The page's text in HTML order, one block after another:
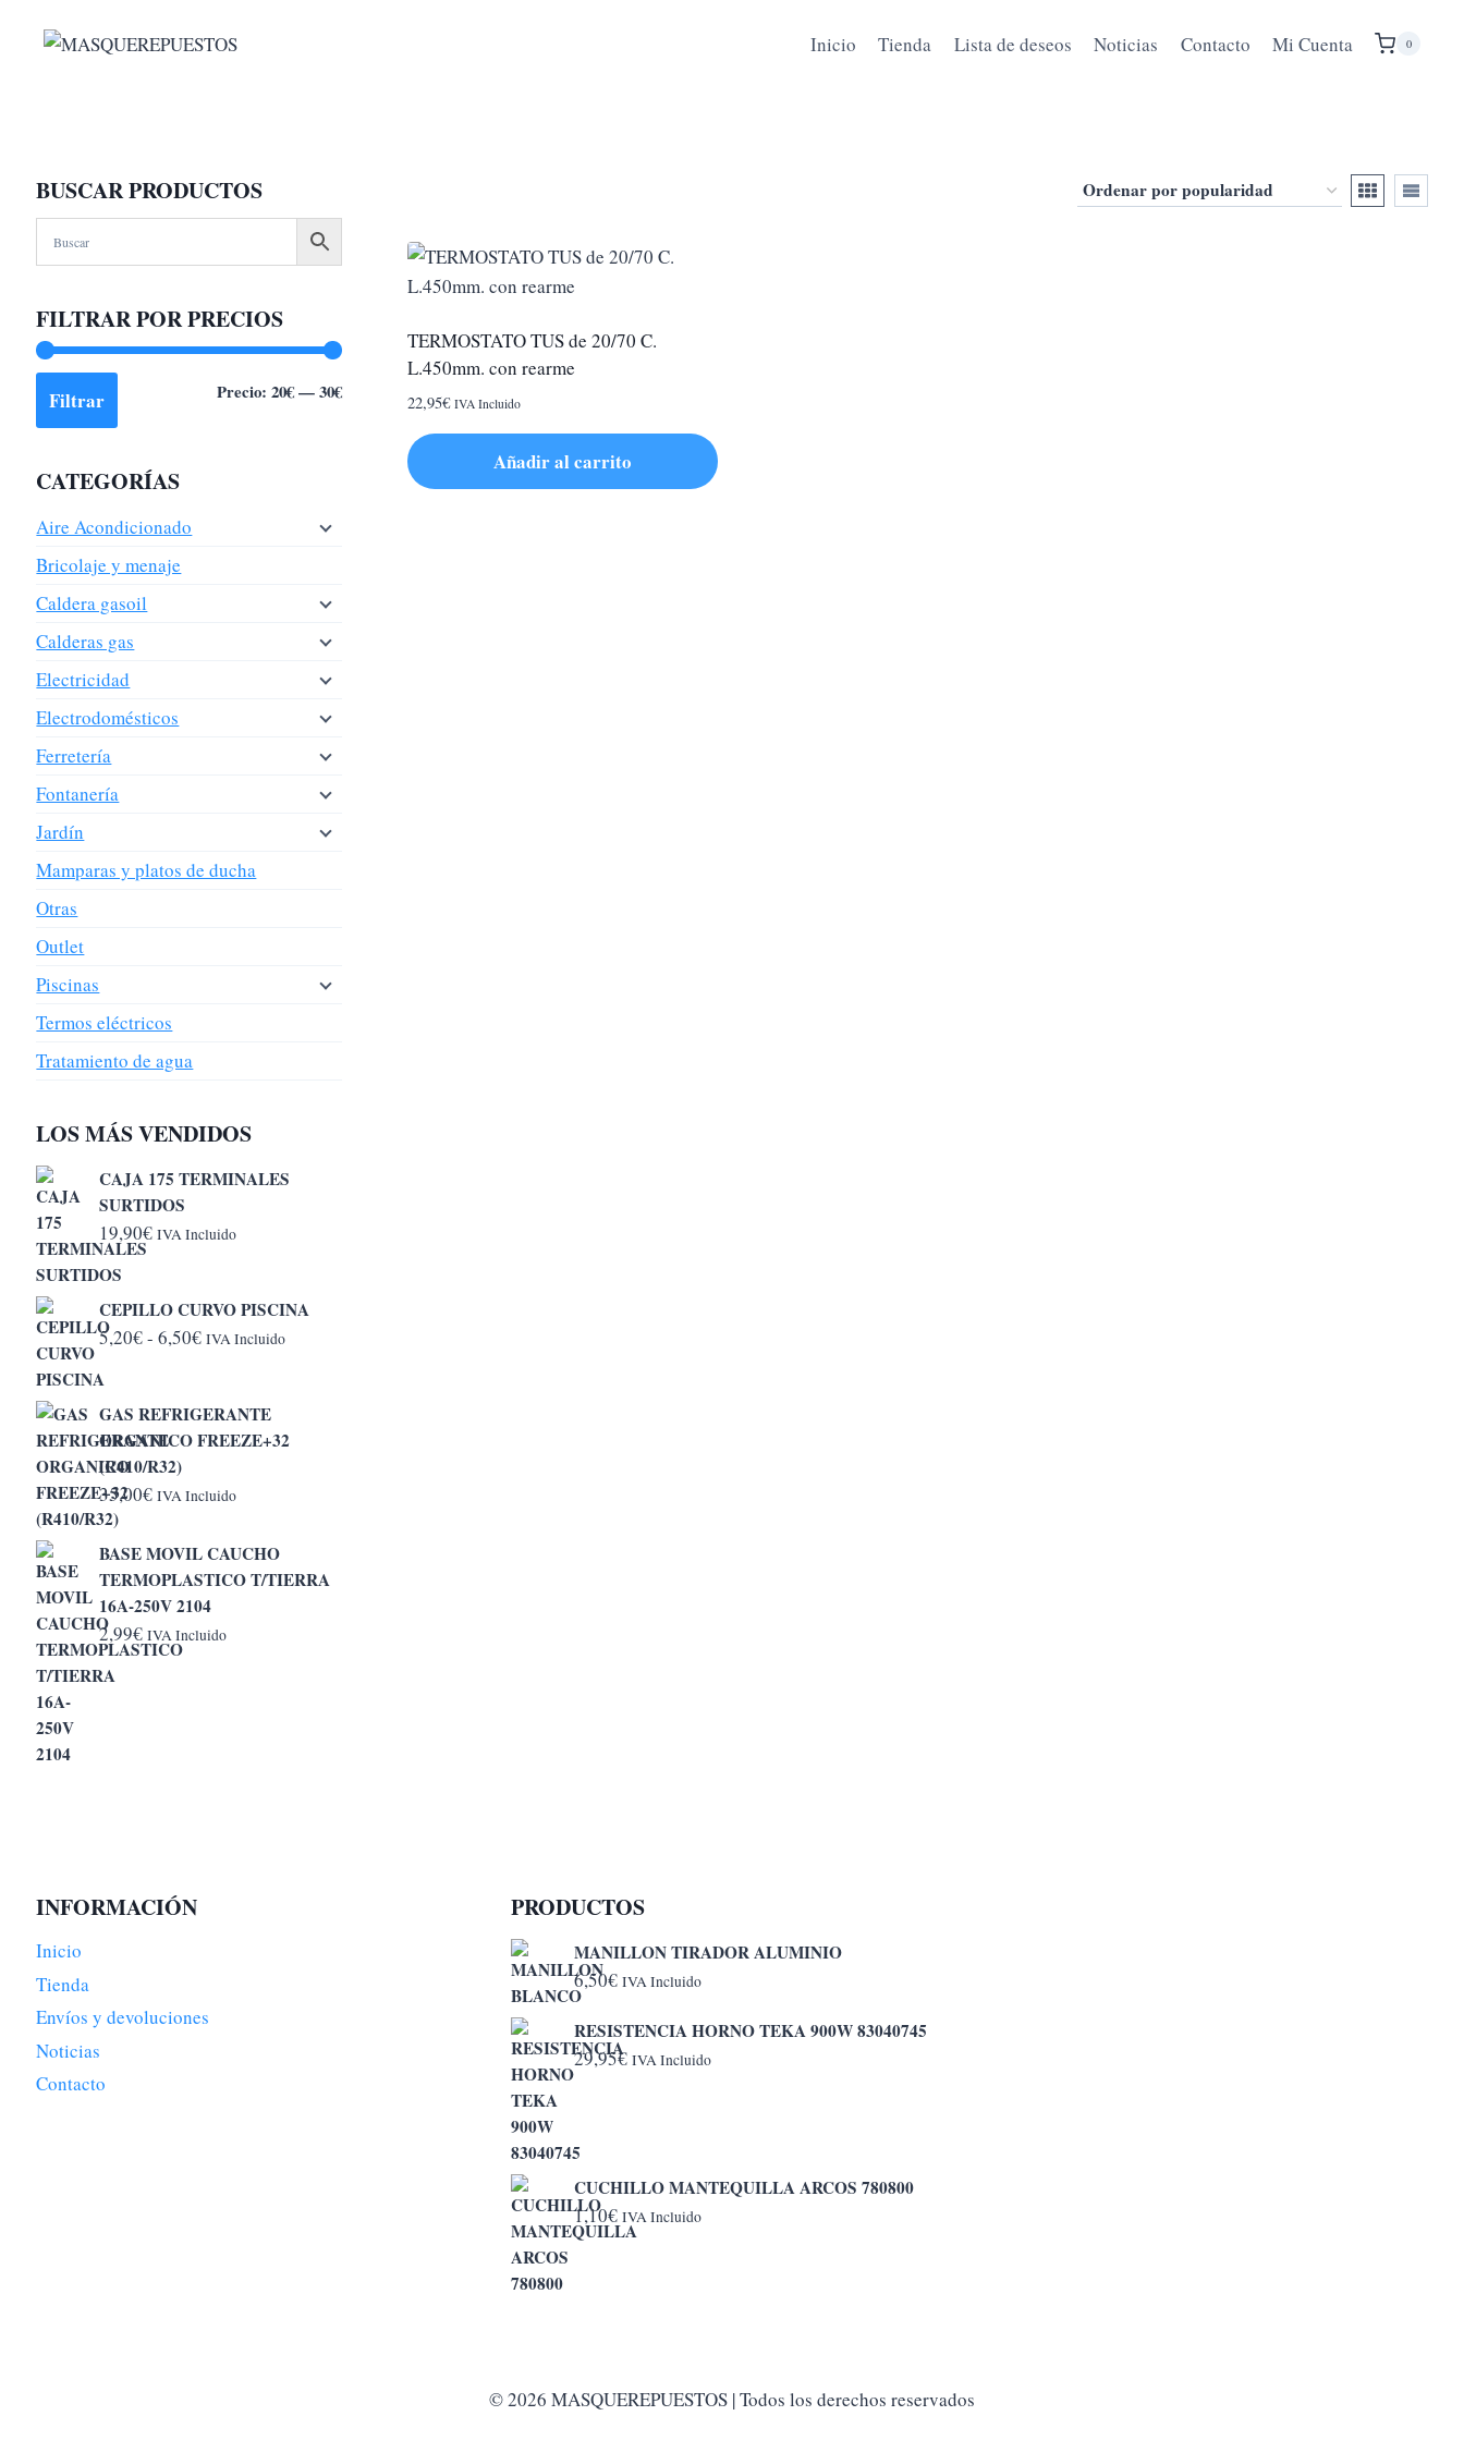
Inicio Tienda Lista de deseos Noticias Contacto Mi Cuenta 0
TERMOSTATO TUS de 20/70 C.
L.450mm. con rearme
22,95€ IVA Incluido
Añadir al carrito
BUSCAR PRODUCTOS
FILTRAR POR PRECIOS
Precio
Precio
Filtrar Precio:20€—30€
CATEGORÍAS
Aire Acondicionado
Bricolaje y menaje
Caldera gasoil
Calderas gas
Electricidad
Electrodomésticos
Ferretería
Fontanería
Jardín
Mamparas y platos de ducha
Otras
Outlet
Piscinas
Termos eléctricos
Tratamiento de agua
LOS MÁS VENDIDOS
CAJA 175 TERMINALES
SURTIDOS
19,90€ IVA Incluido
CEPILLO CURVO PISCINA
5,20€- 6,50€Rango
desde
5,20€
IVA Incluido
GAS REFRIGERANTE
ORGANICO FREEZE+32
(R410/R32)
35,00€ IVA Incluido
BASE MOVIL CAUCHO
TERMOPLASTICO T/TIERRA
16A-250V 2104
2,99€ IVA Incluido
INFORMACIÓN
Inicio
Tienda
Envíos y devoluciones
Noticias
Contacto
PRODUCTOS
MANILLON TIRADOR ALUMINIO
6,50€ IVA Incluido
RESISTENCIA HORNO TEKA 900W 83040745
29,95€ IVA Incluido
CUCHILLO MANTEQUILLA ARCOS 780800
1,10€ IVA Incluido
© 2026 MASQUEREPUESTOS | Todos los derechos reservados